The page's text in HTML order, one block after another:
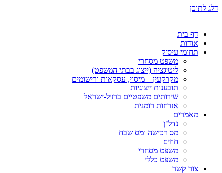
דלג לתוכן
דף בית
אודות
תחומי עיסוק
משפט מסחרי
ליטיגציה (ייצוג בבתי המשפט)
מקרקעין – מיסוי, עסקאות ורישומים
תובענות ייצוגיות
שירותים משפטיים ברזיל-ישראל
אזרחות רומנית
מאמרים
נדל"ן
מס רכישה ומס שבח
חוזים
משפט מסחרי
משפט כללי
צור קשר